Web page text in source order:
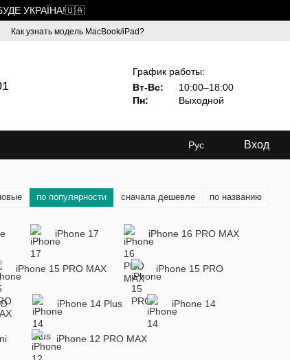
БУДЕ УКРАЇНА!🇺🇦
Как узнать модель MacBook/iPad?
График работы:
Вт-Вс:
10:00–18:00
Пн:
Выходной
Рус Вход
по популярности сначала дешевле по названию
iPhone 17 iPhone 16 PRO MAX
iPhone 15 PRO MAX iPhone 15 PRO
iPhone 14 Plus iPhone 14
iPhone 12 PRO MAX